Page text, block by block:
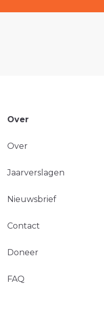
Over
Over
Jaarverslagen
Nieuwsbrief
Contact
Doneer
FAQ